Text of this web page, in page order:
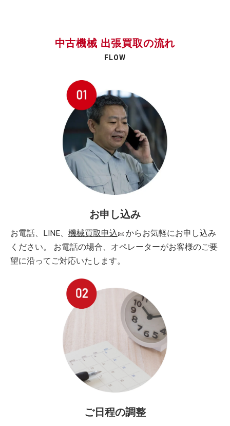
中古機械 出張買取の流れ
FLOW
お申し込み
お電話、LINE、 機械買取申込
からお気軽にお申し込み
ください。 お電話の場合、オペレーターがお客様のご要
望に沿ってご対応いたします。
ご日程の調整